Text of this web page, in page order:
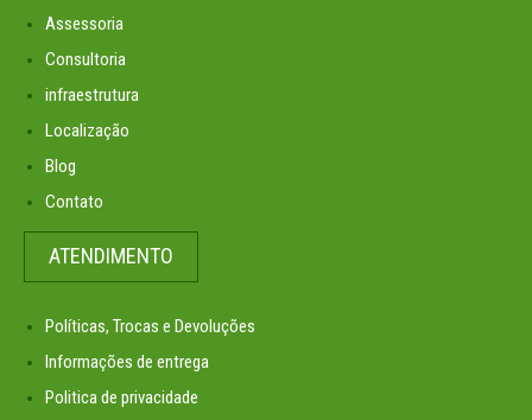
Assessoria
Consultoria
infraestrutura
Localização
Blog
Contato
ATENDIMENTO
Políticas, Trocas e Devoluções
Informações de entrega
Politica de privacidade